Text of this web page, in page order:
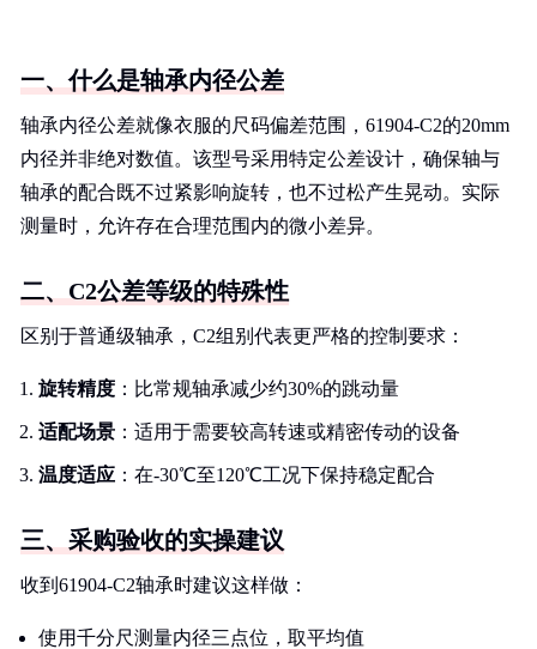
一、什么是轴承内径公差
轴承内径公差就像衣服的尺码偏差范围，61904-C2的20mm
内径并非绝对数值。该型号采用特定公差设计，确保轴与
轴承的配合既不过紧影响旋转，也不过松产生晃动。实际
测量时，允许存在合理范围内的微小差异。
二、C2公差等级的特殊性
区别于普通级轴承，C2组别代表更严格的控制要求：
旋转精度 ：比常规轴承减少约30%的跳动量
适配场景 ：适用于需要较高转速或精密传动的设备
温度适应 ：在-30℃至120℃工况下保持稳定配合
三、采购验收的实操建议
收到61904-C2轴承时建议这样做：
使用千分尺测量内径三点位，取平均值